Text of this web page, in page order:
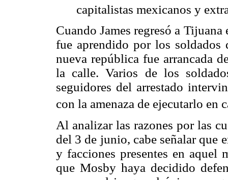
capitalistas mexicanos y
Cuando James regresó a
fue aprendido por los
nueva república fue arrancada
la calle. Varios de los
seguidores del arrestado
con la amenaza de ejecutarlo en
Al analizar las razones por las
del 3 de junio, cabe señalar que
y facciones presentes en aquel
que Mosby haya decidido